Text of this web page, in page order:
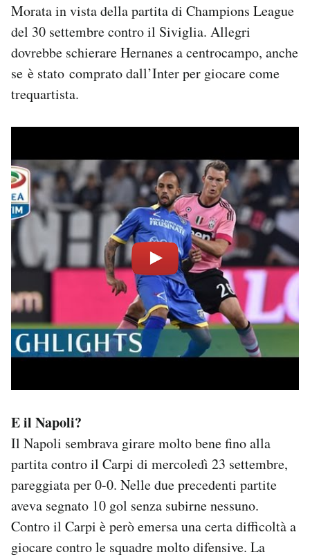
Morata in vista della partita di Champions League
del 30 settembre contro il Siviglia. Allegri
dovrebbe schierare Hernanes a centrocampo, anche
se è stato comprato dall’Inter per giocare come
trequartista.
E il Napoli?
Il Napoli sembrava girare molto bene fino alla
partita contro il Carpi di mercoledì 23 settembre,
pareggiata per 0-0. Nelle due precedenti partite
aveva segnato 10 gol senza subirne nessuno.
Contro il Carpi è però emersa una certa difficoltà a
giocare contro le squadre molto difensive. La